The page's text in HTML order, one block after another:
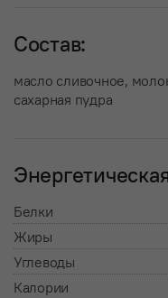
Состав:
масло сливочное,
сахарная пудра
Белки
Жиры
Углеводы
Калории